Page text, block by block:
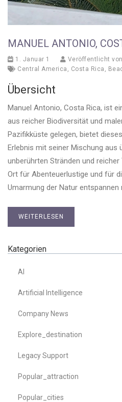
MANUEL ANTONIO,
1. Januar 1
Veröffentlicht von
Central America , Costa Rica ,
Übersicht
Manuel Antonio, Costa Rica, ist
aus reicher Biodiversität und
Pazifikküste gelegen, bietet
Erlebnis mit seiner Mischung aus
unberührten Stränden und
Ort für Abenteuerlustige und für
Umarmung der Natur entspannen
WEITERLESEN
Kategorien
AI
Artificial Intelligence
Company News
Explore_destination
Legacy Support
Popular_attraction
Popular_cities